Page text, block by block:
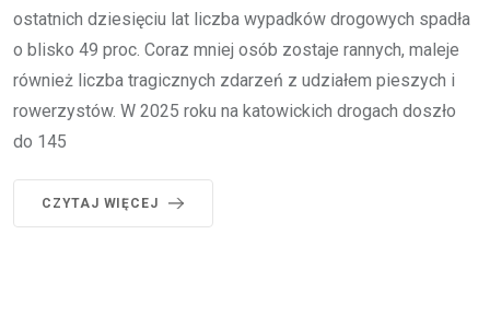
ostatnich dziesięciu lat liczba wypadków drogowych spadła
o blisko 49 proc. Coraz mniej osób zostaje rannych, maleje
również liczba tragicznych zdarzeń z udziałem pieszych i
rowerzystów. W 2025 roku na katowickich drogach doszło
do 145
CZYTAJ WIĘCEJ